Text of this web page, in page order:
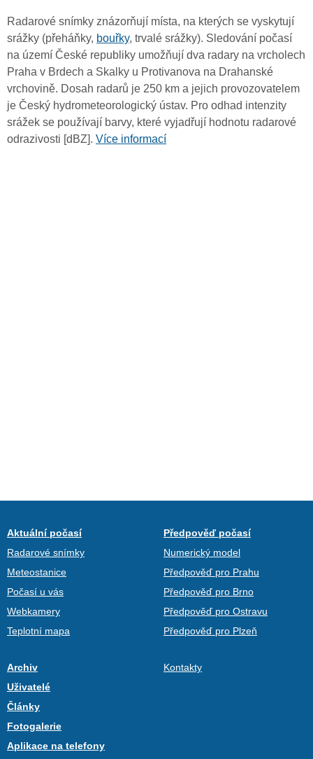
Radarové snímky znázorňují místa, na kterých se vyskytují
srážky (přeháňky, bouřky, trvalé srážky). Sledování počasí
na území České republiky umožňují dva radary na vrcholech
Praha v Brdech a Skalky u Protivanova na Drahanské
vrchovině. Dosah radarů je 250 km a jejich provozovatelem
je Český hydrometeorologický ústav. Pro odhad intenzity
srážek se používají barvy, které vyjadřují hodnotu radarové
odrazivosti [dBZ]. Více informací
Aktuální počasí
Radarové snímky
Meteostanice
Počasí u vás
Webkamery
Teplotní mapa
Předpověď počasí
Numerický model
Předpověď pro Prahu
Předpověď pro Brno
Předpověď pro Ostravu
Předpověď pro Plzeň
Archiv
Uživatelé
Články
Fotogalerie
Aplikace na telefony
Kontakty